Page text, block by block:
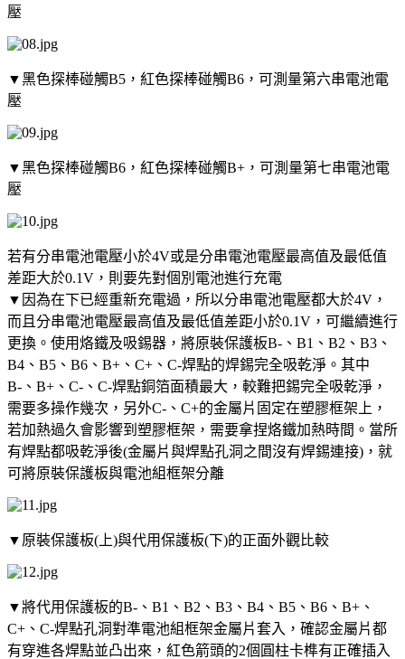
壓
▼黑色探棒碰觸B5，紅色探棒碰觸B6，可測量第六串電池電
壓
▼黑色探棒碰觸B6，紅色探棒碰觸B+，可測量第七串電池電
壓
若有分串電池電壓小於4V或是分串電池電壓最高值及最低值
差距大於0.1V，則要先對個別電池進行充電
▼因為在下已經重新充電過，所以分串電池電壓都大於4V，
而且分串電池電壓最高值及最低值差距小於0.1V，可繼續進行
更換。使用烙鐵及吸錫器，將原裝保護板B-、B1、B2、B3、
B4、B5、B6、B+、C+、C-焊點的焊錫完全吸乾淨。其中
B-、B+、C-、C-焊點銅箔面積最大，較難把錫完全吸乾淨，
需要多操作幾次，另外C-、C+的金屬片固定在塑膠框架上，
若加熱過久會影響到塑膠框架，需要拿捏烙鐵加熱時間。當所
有焊點都吸乾淨後(金屬片與焊點孔洞之間沒有焊錫連接)，就
可將原裝保護板與電池組框架分離
▼原裝保護板(上)與代用保護板(下)的正面外觀比較
▼將代用保護板的B-、B1、B2、B3、B4、B5、B6、B+、
C+、C-焊點孔洞對準電池組框架金屬片套入，確認金屬片都
有穿進各焊點並凸出來，紅色箭頭的2個圓柱卡榫有正確插入